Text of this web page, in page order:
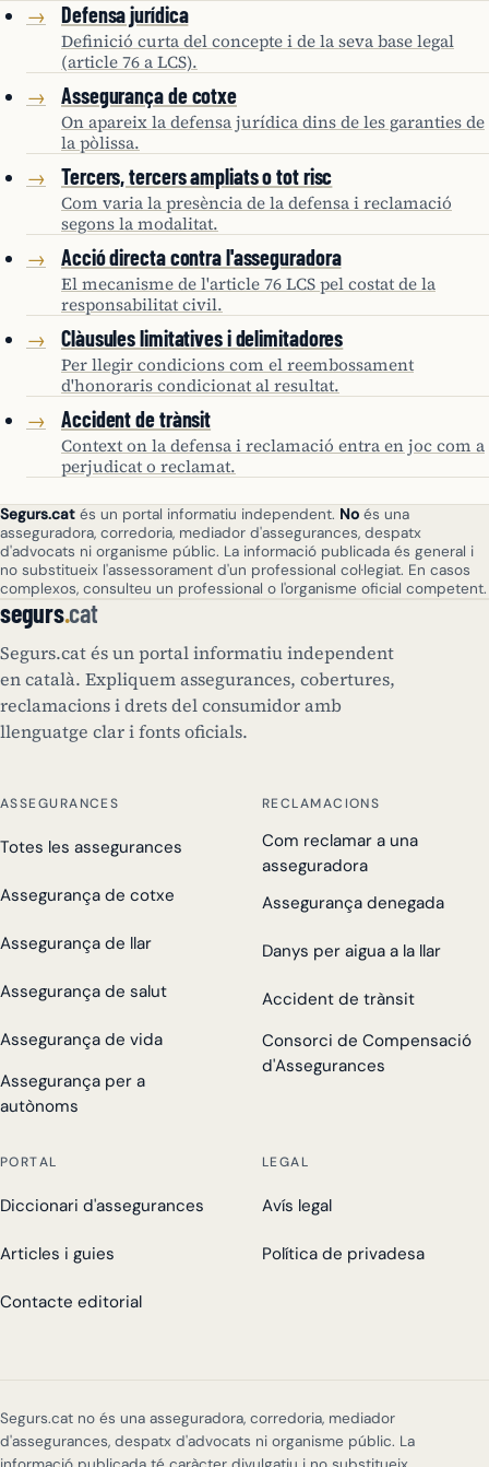
→ Defensa jurídica
Definició curta del concepte i de la seva base legal
(article 76 a LCS).
→ Assegurança de cotxe
On apareix la defensa jurídica dins de les garanties de
la pòlissa.
→ Tercers, tercers ampliats o tot risc
Com varia la presència de la defensa i reclamació
segons la modalitat.
→ Acció directa contra l'asseguradora
El mecanisme de l'article 76 LCS pel costat de la
responsabilitat civil.
→ Clàusules limitatives i delimitadores
Per llegir condicions com el reembossament
d'honoraris condicionat al resultat.
→ Accident de trànsit
Context on la defensa i reclamació entra en joc com a
perjudicat o reclamat.
Segurs.cat és un portal informatiu independent. No és una
asseguradora, corredoria, mediador d'assegurances, despatx
d'advocats ni organisme públic. La informació publicada és general i
no substitueix l'assessorament d'un professional col·legiat. En casos
complexos, consulteu un professional o l'organisme oficial competent.
segurs.cat
Segurs.cat és un portal informatiu independent
en català. Expliquem assegurances, cobertures,
reclamacions i drets del consumidor amb
llenguatge clar i fonts oficials.
ASSEGURANCES
Totes les assegurances
Assegurança de cotxe
Assegurança de llar
Assegurança de salut
Assegurança de vida
Assegurança per a
autònoms
RECLAMACIONS
Com reclamar a una
asseguradora
Assegurança denegada
Danys per aigua a la llar
Accident de trànsit
Consorci de Compensació
d'Assegurances
PORTAL
Diccionari d'assegurances
Articles i guies
Contacte editorial
LEGAL
Avís legal
Política de privadesa
Segurs.cat no és una asseguradora, corredoria, mediador
d'assegurances, despatx d'advocats ni organisme públic. La